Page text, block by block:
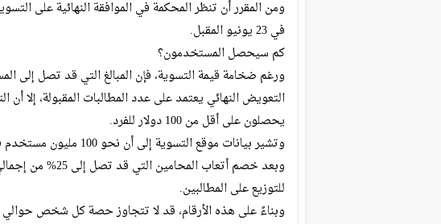
في 23 يونيو المقبل.
كم سيحصل المستخدمون؟
ورغم ضخامة قيمة التسوية، فإن المبالغ التي قد تصل إلى
التعويض النهائي يعتمد على عدد المطالبات المقبولة، إلا
يحصلون على أقل من 100 دولار للفرد.
وتشير بيانات موقع التسوية إلى أن نحو 100 مليون مستخدم قد يتقدمون بطلبات تعويض.
للتوزيع على المطالبين.